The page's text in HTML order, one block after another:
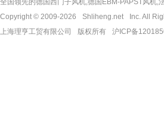
全国领先的德国西门子风机,德国EBM-PAPST风机
Copyright © 2009-2026
Shliheng.net
Inc. All
上海理亨工贸有限公司
版权所有 沪ICP备